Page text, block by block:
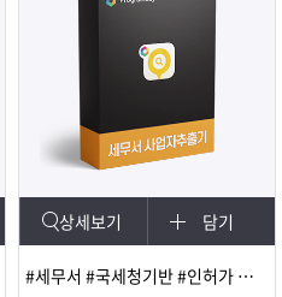
상세보기 담기
#세무서 #국세청기반 #인허가 개업·신규 사업자디비